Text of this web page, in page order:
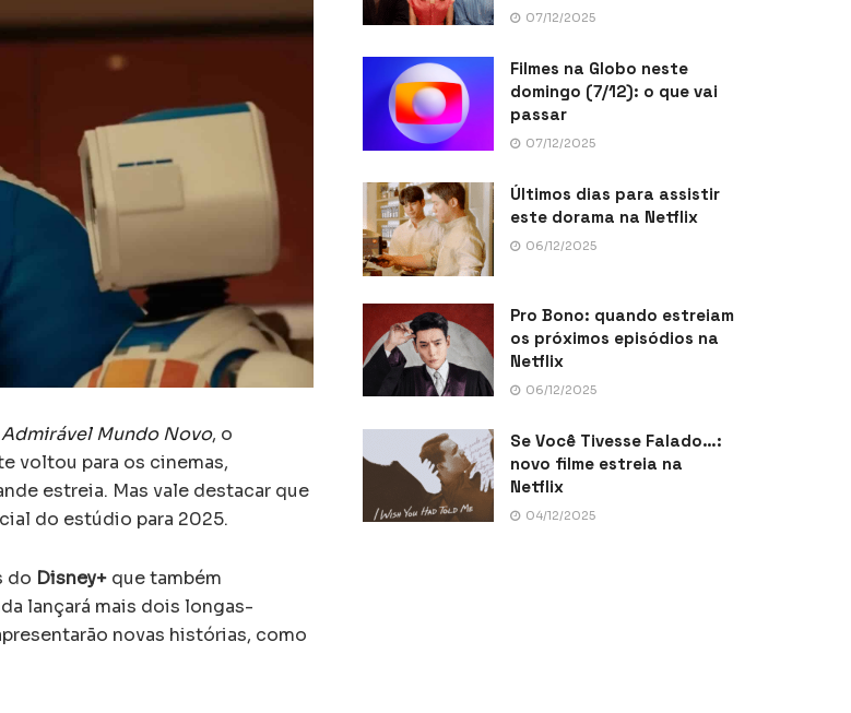
Mundo Novo, o
voltou para os cinemas,
estreia. Mas vale destacar que
do estúdio para 2025.
do Disney+ que também
lançará mais dois longas-
novas histórias, como
07/12/2025
Filmes na Globo neste
domingo (7/12): o que vai
passar
07/12/2025
Últimos dias para assistir
este dorama na Netflix
06/12/2025
Pro Bono: quando estreiam
os próximos episódios na
Netflix
06/12/2025
Se Você Tivesse Falado…:
novo filme estreia na
Netflix
04/12/2025